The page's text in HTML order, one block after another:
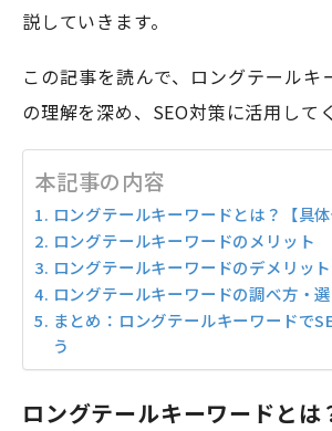
説していきます。
この記事を読んで、ロングテールキ
の理解を深め、SEO対策に活用して
本記事の内容
ロングテールキーワードとは？【具体
ロングテールキーワードのメリット
ロングテールキーワードのデメリット
ロングテールキーワードの調べ方・
まとめ：ロングテールキーワードで
う
ロングテールキーワードとは